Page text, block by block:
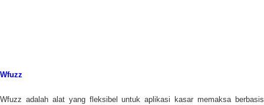
Wfuzz
Wfuzz adalah alat yang fleksibel untuk aplikasi kasar memaksa berbasis